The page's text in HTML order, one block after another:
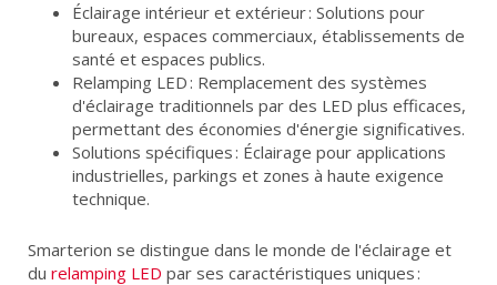
Éclairage intérieur et extérieur : Solutions pour
bureaux, espaces commerciaux, établissements de
santé et espaces publics.
Relamping LED : Remplacement des systèmes
d'éclairage traditionnels par des LED plus efficaces,
permettant des économies d'énergie significatives.
Solutions spécifiques : Éclairage pour applications
industrielles, parkings et zones à haute exigence
technique.
Smarterion se distingue dans le monde de l'éclairage et
du relamping LED par ses caractéristiques uniques :